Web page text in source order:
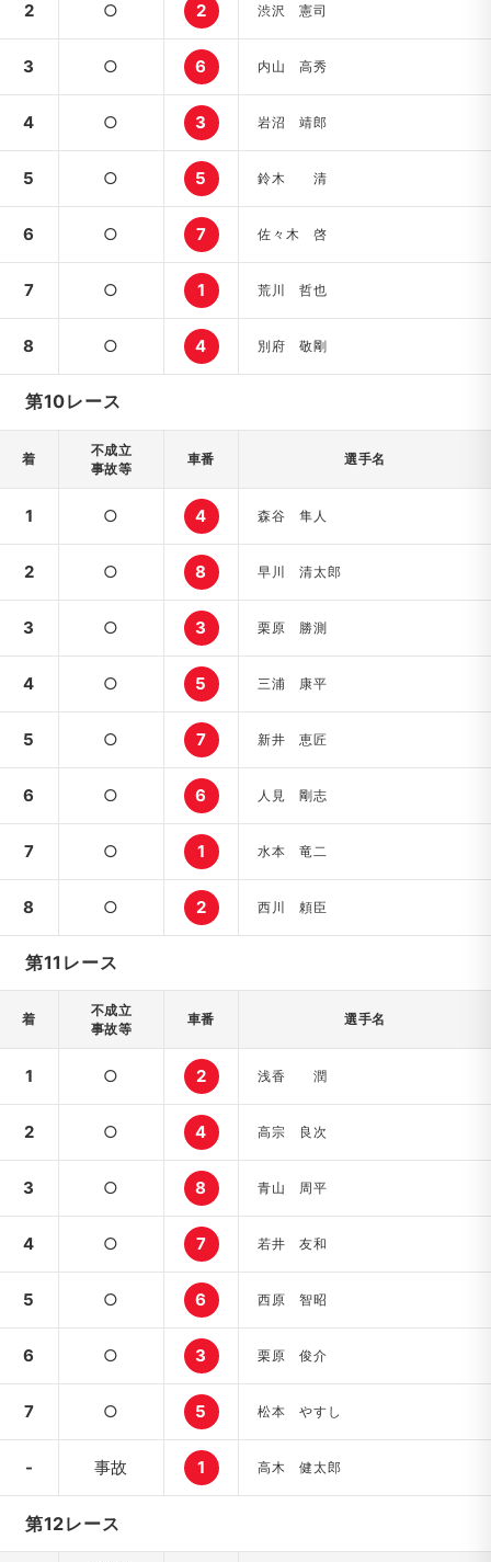
2 ○ 2 渋沢 憲司
3 ○ 6 内山 高秀
4 ○ 3 岩沼 靖郎
5 ○ 5 鈴木 清
6 ○ 7 佐々木 啓
7 ○ 1 荒川 哲也
8 ○ 4 別府 敬剛
第10レース
着
不成立
事故等
車番 選手名
1 ○ 4 森谷 隼人
2 ○ 8 早川 清太郎
3 ○ 3 栗原 勝測
4 ○ 5 三浦 康平
5 ○ 7 新井 恵匠
6 ○ 6 人見 剛志
7 ○ 1 水本 竜二
8 ○ 2 西川 頼臣
第11レース
着
不成立
事故等
車番 選手名
1 ○ 2 浅香 潤
2 ○ 4 高宗 良次
3 ○ 8 青山 周平
4 ○ 7 若井 友和
5 ○ 6 西原 智昭
6 ○ 3 栗原 俊介
7 ○ 5 松本 やすし
- 事故 1 高木 健太郎
第12レース